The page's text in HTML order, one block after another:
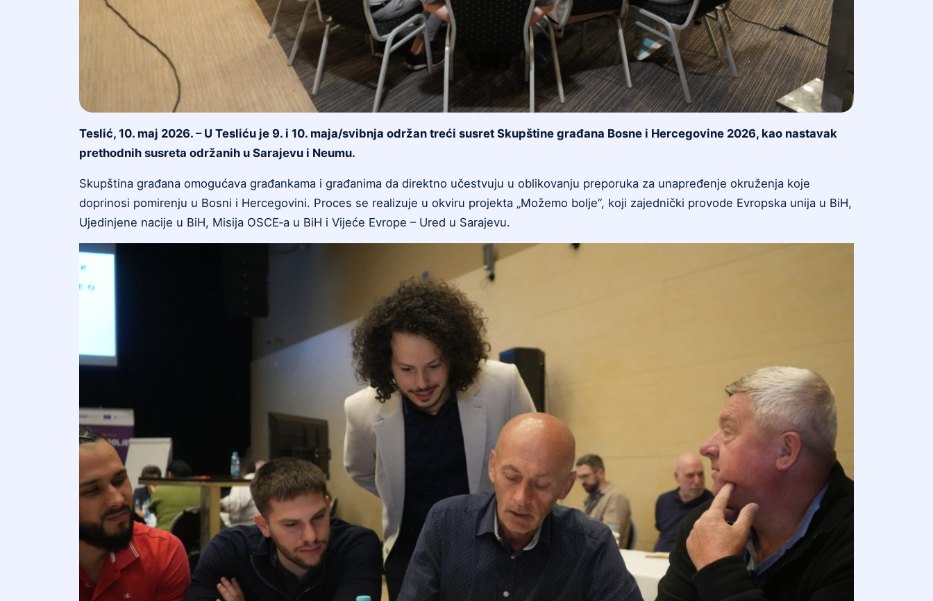
Teslić, 10. maj 2026. – U Tesliću je 9. i 10. maja/svibnja održan treći susret Skupštine građana Bosne i Hercegovine 2026, kao nastavak
prethodnih susreta održanih u Sarajevu i Neumu.
Skupština građana omogućava građankama i građanima da direktno učestvuju u oblikovanju preporuka za unapređenje okruženja koje
doprinosi pomirenju u Bosni i Hercegovini. Proces se realizuje u okviru projekta „Možemo bolje“, koji zajednički provode Evropska unija u BiH,
Ujedinjene nacije u BiH, Misija OSCE‑a u BiH i Vijeće Evrope – Ured u Sarajevu.